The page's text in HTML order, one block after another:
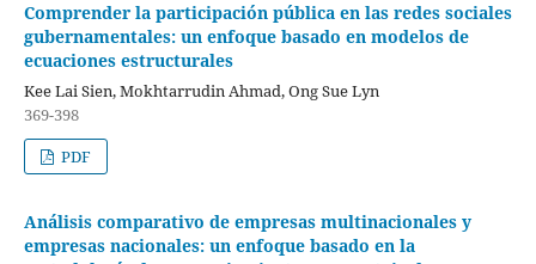
Comprender la participación pública en las redes sociales
gubernamentales: un enfoque basado en modelos de
ecuaciones estructurales
Kee Lai Sien, Mokhtarrudin Ahmad, Ong Sue Lyn
369-398
PDF
Análisis comparativo de empresas multinacionales y
empresas nacionales: un enfoque basado en la